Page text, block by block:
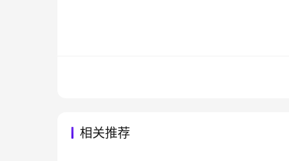
相关推荐